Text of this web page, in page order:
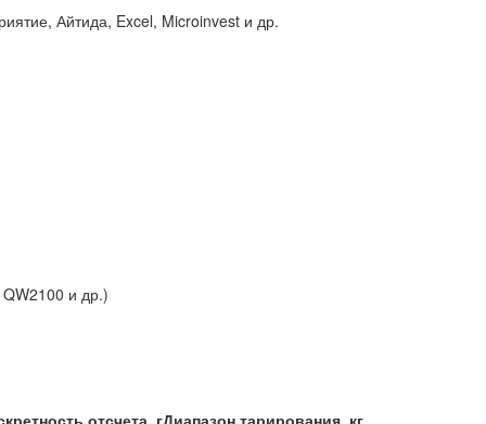
Айтида, Excel, Microinvest и др.
и др.)
отсчета, гДиапазон тарирования, кг